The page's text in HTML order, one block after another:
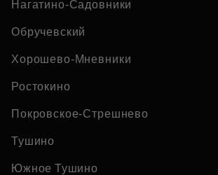
Нагатино-Садовники
Обручевский
Хорошево-Мневники
Ростокино
Покровское-Стрешнево
Тушино
Южное Тушино